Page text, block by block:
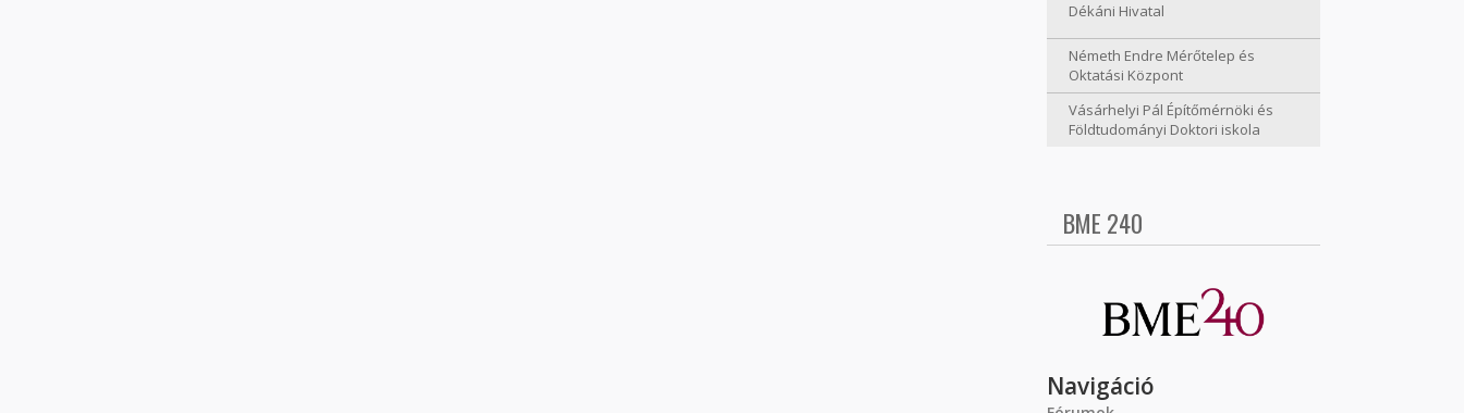
Dékáni Hivatal
Németh Endre Mérőtelep és
Oktatási Központ
Vásárhelyi Pál Építőmérnöki és
Földtudományi Doktori iskola
BME 240
Navigáció